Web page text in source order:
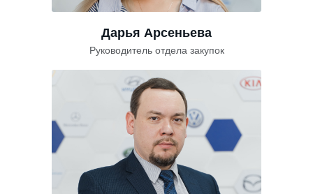
Дарья Арсеньева
Руководитель отдела закупок